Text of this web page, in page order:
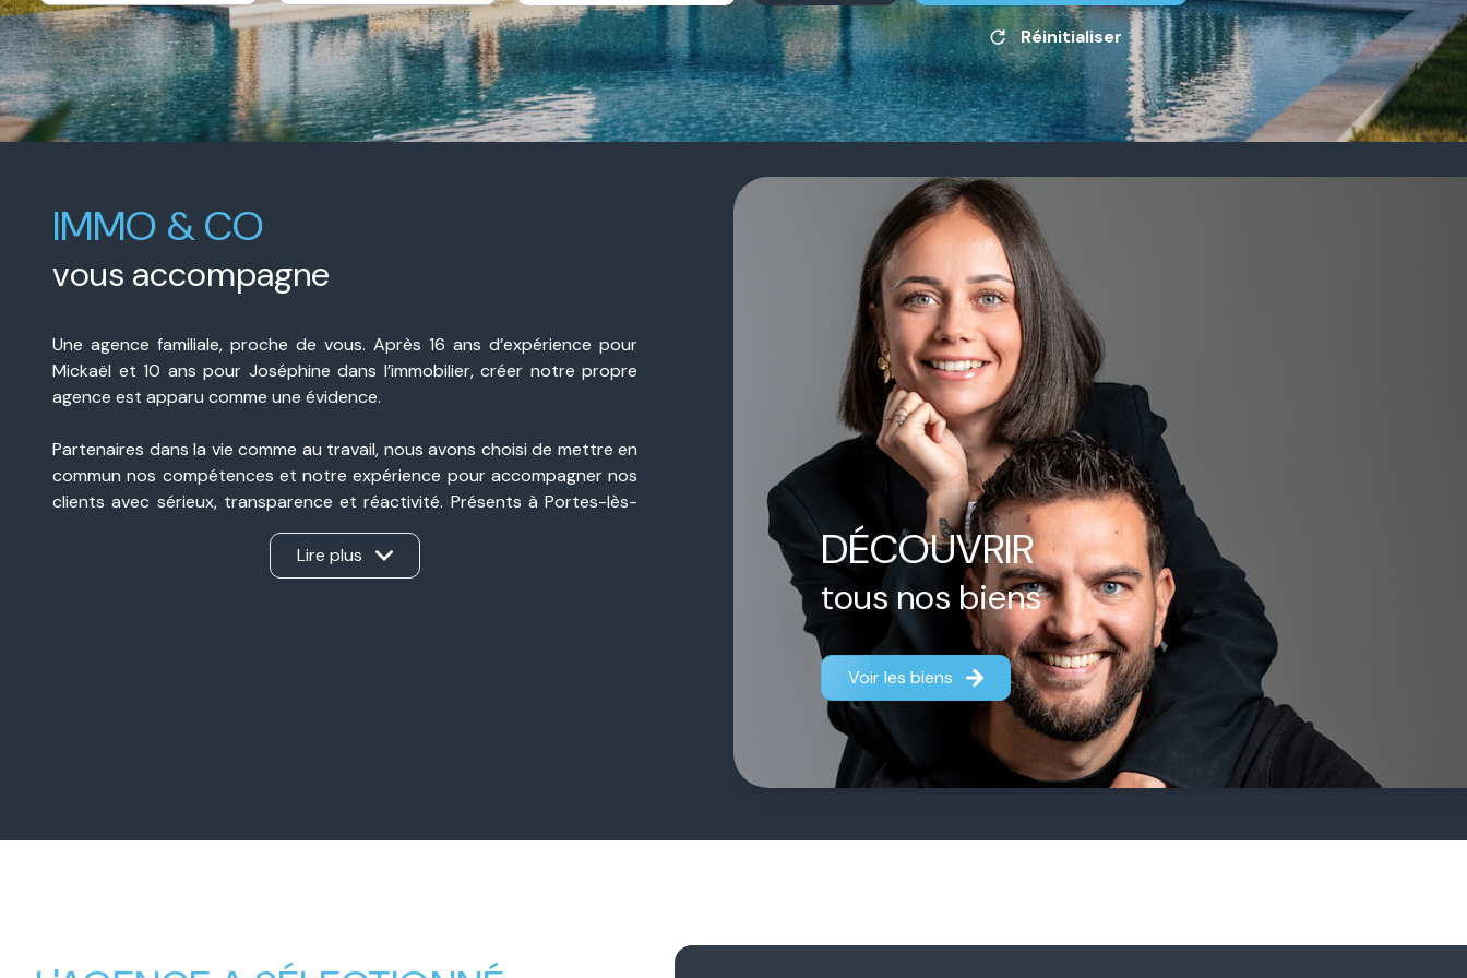
mail
contact
De l'immo pro
Réinitialiser
DÉCOUVRIR
tous nos biens
Voir les biens
IMMO & CO
vous accompagne
Une agence familiale, proche de vous. Après 16 ans d’expérience pour
Mickaël et 10 ans pour Joséphine dans l’immobilier, créer notre propre
agence est apparu comme une évidence.
Partenaires dans la vie comme au travail, nous avons choisi de mettre en
commun nos compétences et notre expérience pour accompagner nos
clients avec sérieux, transparence et réactivité. Présents à Portes-lès-
Valence et à Valence, nous sommes une agence immobilière de proximité,
ancrée dans notre secteur et à l’écoute de chaque projet, qu’il s’agisse
d’une vente, d’un achat, d’un investissement ou d’une estimation.
Lire plus